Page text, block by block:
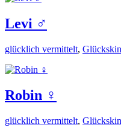
Levi ♂️
glücklich vermittelt,
Robin ♀️
glücklich vermittelt,